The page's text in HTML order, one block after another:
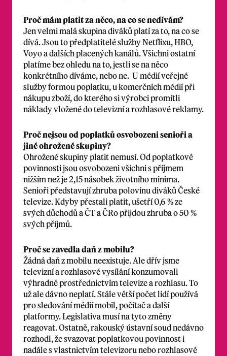
Proč mám platit za něco, na co se nedívám?
Jen velmi malá skupina diváků platí za to, na co se
dívá. Jsou to předplatitelé služby Netflixu, HBO,
Voyo a dalších placených kanálů. Všichni ostatní
platíme bez ohledu na to, jestli se na něco
konkrétního díváme, nebo ne. U médií veřejné
služby formou poplatku, u komerčních médií při
nákupu zboží, do kterého si výrobci promítli
náklady vložené do televizní a rozhlasové reklamy.
Proč nejsou od poplatků osvobozeni senioři a
jiné ohrožené skupiny?
Ohrožené skupiny platit nemusí. Od poplatkové
povinnosti jsou osvobozeni všichni s příjmem
nižším než je 2,15 násobek životního minima.
Senioři představují zhruba polovinu diváků České
televize. Kdyby přestali platit, ušetří 0,6 % ze
svých důchodů a ČT a ČRo přijdou zhruba o 50 %
svých příjmů.
Proč se zavedla daň z mobilu?
Žádná daň z mobilu neexistuje. Ale dřív jsme
televizní a rozhlasové vysílání konzumovali
výhradně prostřednictvím televize a rozhlasu. To
už ale dávno neplatí. Stále větší počet lidí používá
pro sledování médií mobil, počítač a další
platformy. Legislativa musí na tyto změny
reagovat. Ostatně, rakouský ústavní soud nedávno
rozhodl, že svazovat poplatkovou povinnost i
nadále s vlastnictvím televizoru nebo rozhlasové